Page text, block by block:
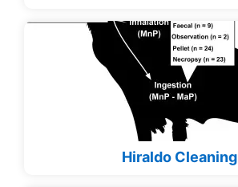
Hiraldo Cleaning